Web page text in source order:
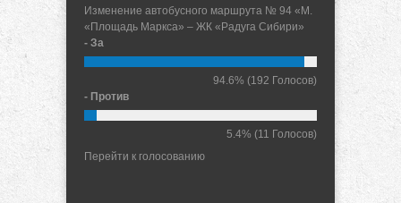
Изменение автобусного маршрута № 94 «М.
«Площадь Маркса» – ЖК «Радуга Сибири»
- За
94.6% (192 Голосов)
- Против
5.4% (11 Голосов)
Перейти к голосованию